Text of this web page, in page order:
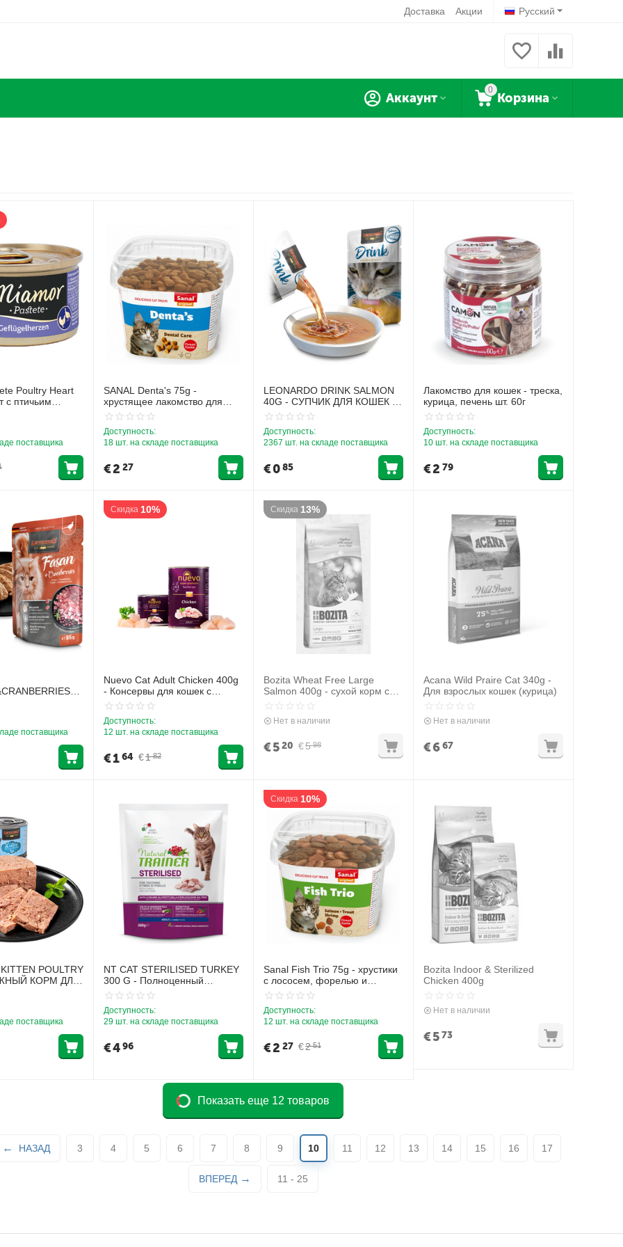
Русский
Доставка Акции
0
Корзина
Аккаунт
Poultry Heart
с птичьим
поставщика
SANAL Denta's 75g -
хрустящее лакомство для
здоровья зубов
Доступность:
18 шт. на складе поставщика
€2 27
LEONARDO DRINK SALMON
40G - СУПЧИК ДЛЯ КОШЕК С
ЛОСОСЕМ
Доступность:
2367 шт. на складе поставщика
€085
Лакомство для кошек - треска,
курица, печень шт. 60г
Доступность:
10 шт. на складе поставщика
€2 79
ДЛЯ
И
поставщика
Скидка 10%
Nuevo Cat Adult Chicken 400g
- Консервы для кошек с
курицей
Доступность:
12 шт. на складе поставщика
€1 82
€164
Скидка 13%
Bozita Wheat Free Large
Salmon 400g - сухой корм с
Нет в наличии
€5 98
€520
Acana Wild Praire Cat 340g -
Для взрослых кошек (курица)
Нет в наличии
€667
POULTRY
КОРМ ДЛЯ
поставщика
NT CAT STERILISED TURKEY
300 G - Полноценный
сбалансированный корм с
индейкой для взрослых
стерилизованных кошек
Доступность:
29 шт. на складе поставщика
€496
Скидка 10%
Sanal Fish Trio 75g - хрустики
с лососем, форелью и
креветками
Доступность:
12 шт. на складе поставщика
€2 51
€2 27
Bozita Indoor & Sterilized
Chicken 400g
Нет в наличии
€573
Показать еще 12 товаров
НАЗАД 3 4 5 6 7 8 9 10 11 12 13 14 15 16 17
ВПЕРЕД 11 - 25